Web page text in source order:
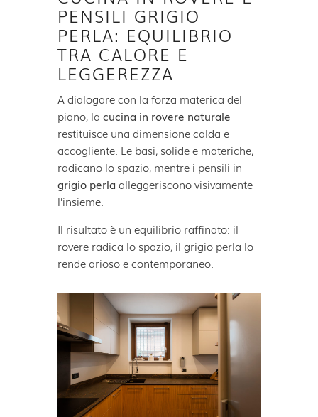
PENSILI GRIGIO
PERLA: EQUILIBRIO
TRA CALORE E
LEGGEREZZA
A dialogare con la forza materica del
piano, la cucina in rovere naturale
restituisce una dimensione calda e
accogliente. Le basi, solide e materiche,
radicano lo spazio, mentre i pensili in
grigio perla alleggeriscono visivamente
l’insieme.
Il risultato è un equilibrio raffinato: il
rovere radica lo spazio, il grigio perla lo
rende arioso e contemporaneo.